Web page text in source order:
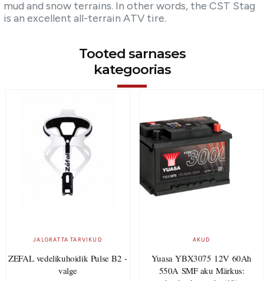
mud and snow terrains. In other words, the CST Stag
is an excellent all-terrain ATV tire.
Tooted sarnases
kategoorias
JALGRATTA TARVIKUD
ZEFAL vedelikuhoidik Pulse B2 -
valge
AKUD
Yuasa YBX3075 12V 60Ah
550A SMF aku Märkus: